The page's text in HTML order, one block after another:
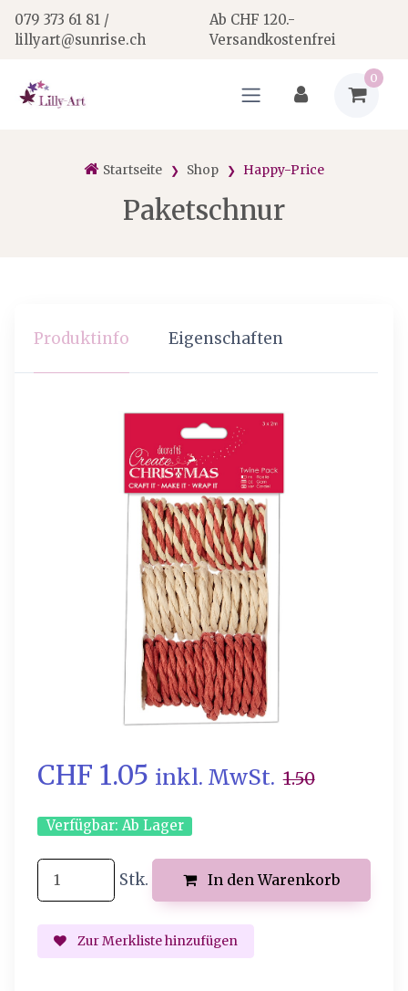
079 373 61 81 /
lillyart@sunrise.ch
Ab CHF 120.-
Versandkostenfrei
0
Startseite Shop Happy-Price
Paketschnur
Produktinfo Eigenschaften
CHF 1.05 inkl. MwSt. 1.50
Verfügbar: Ab Lager
Stk. In den Warenkorb
Zur Merkliste hinzufügen